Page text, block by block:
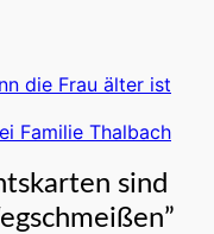
die Frau älter ist
Familie Thalbach
sind
”